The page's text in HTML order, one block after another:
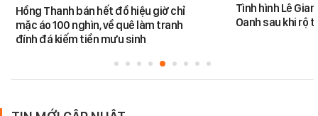
Hồng Thanh bán hết đồ hiệu giờ chỉ
mặc áo 100 nghìn, về quê làm tranh
đính đá kiếm tiền mưu sinh
Tình hình Lê
Oanh sau khi rộ